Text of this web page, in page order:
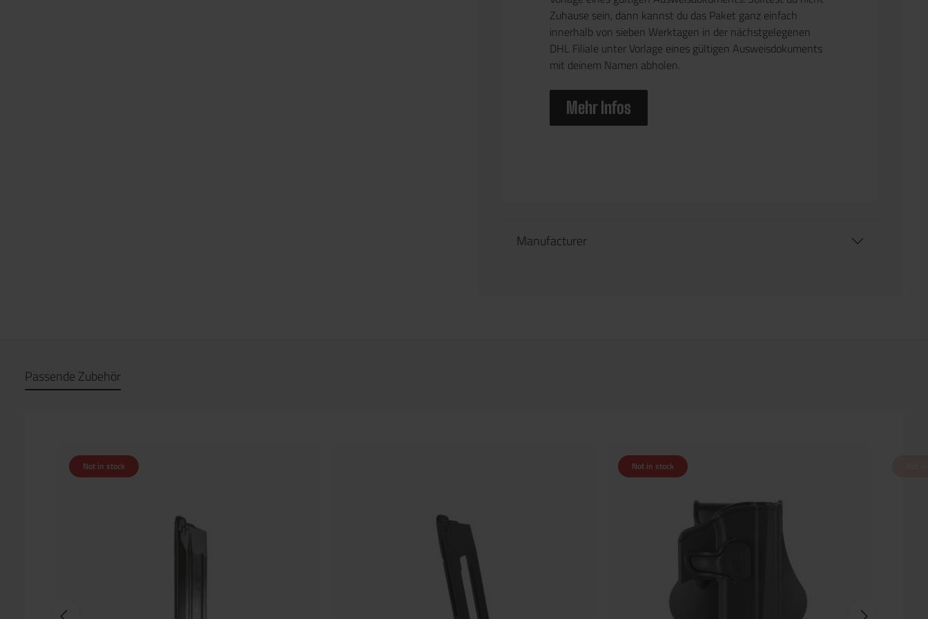
Zuhause sein, dann kannst du das Paket ganz einfach
innerhalb von sieben Werktagen in der nächstgelegenen
DHL Filiale unter Vorlage eines gültigen Ausweisdokuments
mit deinem Namen abholen.
Mehr Infos
Manufacturer
Passende Zubehör
Not in stock Not in stock